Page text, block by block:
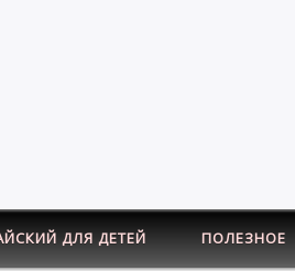
ДЛЯ ДЕТЕЙ ПОЛЕЗНОЕ